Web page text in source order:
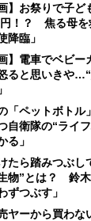
画】お祭りで子
！？ 焦る母を
降臨」
画】電車でベビ
と思いきや…“
「ペットボト
自衛隊の“ライ
る」
たら踏みつぶ
物”とは？ 鈴木
ずつぶす」
売ヤーから買わ